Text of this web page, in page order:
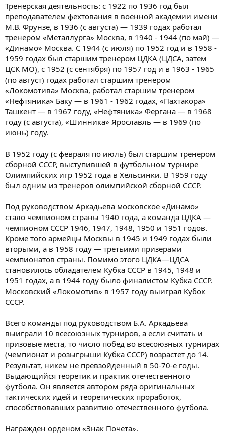
Тренерская деятельность: с 1922 по 1936 год был
преподавателем фехтования в военной академии имени
М.В. Фрунзе, в 1936 (с августа) — 1939 годах работал
тренером «Металлурга» Москва, в 1940 - 1944 (по май) —
«Динамо» Москва. С 1944 (с июля) по 1952 год и в 1958 -
1959 годах был старшим тренером ЦДКА (ЦДСА, затем
ЦСК МО), с 1952 (с сентября) по 1957 год и в 1963 - 1965
(по август) годах работал старшим тренером
«Локомотива» Москва, работал старшим тренером
«Нефтяника» Баку — в 1961 - 1962 годах, «Пахтакора»
Ташкент — в 1967 году, «Нефтяника» Фергана — в 1968
году (с августа), «Шинника» Ярославль — в 1969 (по
июнь) году.
В 1952 году (с февраля по июль) был старшим тренером
сборной СССР, выступившей в футбольном турнире
Олимпийских игр 1952 года в Хельсинки. В 1959 году
был одним из тренеров олимпийской сборной СССР.
Под руководством Аркадьева московское «Динамо»
стало чемпионом страны 1940 года, а команда ЦДКА —
чемпионом СССР 1946, 1947, 1948, 1950 и 1951 годов.
Кроме того армейцы Москвы в 1945 и 1949 годах были
вторыми, а в 1958 году — третьими призерами
чемпионатов страны. Помимо этого ЦДКА—ЦДСА
становилось обладателем Кубка СССР в 1945, 1948 и
1951 годах, а в 1944 году было финалистом Кубка СССР.
Московский «Локомотив» в 1957 году выиграл Кубок
СССР.
Всего команды под руководством Б.А. Аркадьева
выиграли 10 всесоюзных турниров, а если считать и
призовые места, то число побед во всесоюзных турнирах
(чемпионат и розыгрыши Кубка СССР) возрастет до 14.
Результат, никем не превзойденный в 50-70-е годы.
Выдающийся теоретик и практик отечественного
футбола. Он является автором ряда оригинальных
тактических идей и теоретических проработок,
способствовавших развитию отечественного футбола.
Награжден орденом «Знак Почета».